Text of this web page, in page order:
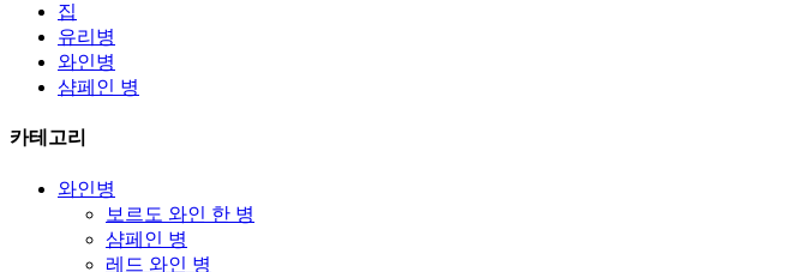
집
유리병
와인병
샴페인 병
카테고리
와인병
보르도 와인 한 병
샴페인 병
레드 와인 병